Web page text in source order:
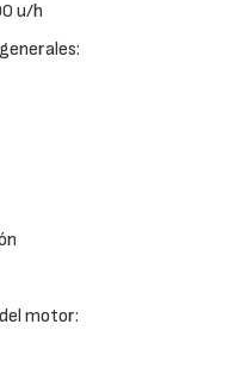
u/h
motor: